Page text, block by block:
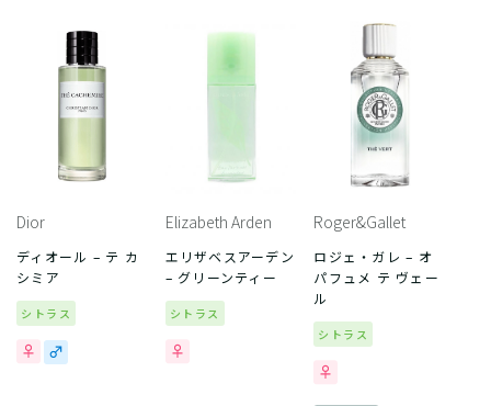
Dior
ディオール – テ カ
シミア
シトラス
Elizabeth Arden
エリザベスアーデン
– グリーンティー
シトラス
Roger&Gallet
ロジェ・ガレ – オ
パフュメ テ ヴェー
ル
シトラス